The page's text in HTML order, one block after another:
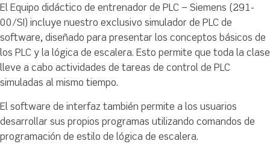
El Equipo didáctico de entrenador de PLC – Siemens (291-
00/SI) incluye nuestro exclusivo simulador de PLC de
software, diseñado para presentar los conceptos básicos de
los PLC y la lógica de escalera. Esto permite que toda la clase
lleve a cabo actividades de tareas de control de PLC
simuladas al mismo tiempo.
El software de interfaz también permite a los usuarios
desarrollar sus propios programas utilizando comandos de
programación de estilo de lógica de escalera.